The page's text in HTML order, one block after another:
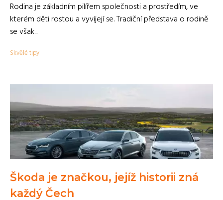
Rodina je základním pilířem společnosti a prostředím, ve
kterém děti rostou a vyvíjejí se. Tradiční představa o rodině
se však...
Skvělé tipy
Škoda je značkou, jejíž historii zná
každý Čech